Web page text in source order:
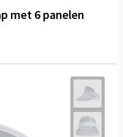
met 6 panelen